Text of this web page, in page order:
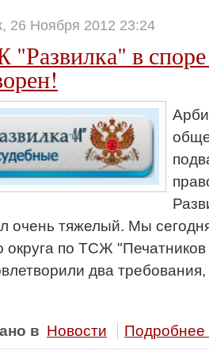
26 Ноября 2012 23:24
в споре
очень тяжелый. Мы
округа по ТСЖ
два
в Новости Подробнее